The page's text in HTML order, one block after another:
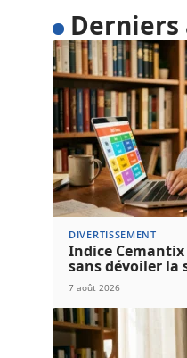
DIVERTISSEMENT
Indice
sans dévoiler la
7 août 2026